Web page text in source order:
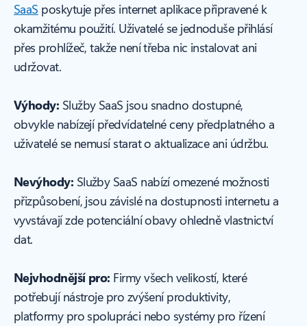
SaaS poskytuje přes internet aplikace připravené k
okamžitému použití. Uživatelé se jednoduše přihlásí
přes prohlížeč, takže není třeba nic instalovat ani
udržovat.
Výhody: Služby SaaS jsou snadno dostupné,
obvykle nabízejí předvídatelné ceny předplatného a
uživatelé se nemusí starat o aktualizace ani údržbu.
Nevýhody: Služby SaaS nabízí omezené možnosti
přizpůsobení, jsou závislé na dostupnosti internetu a
vyvstávají zde potenciální obavy ohledně vlastnictví
dat.
Nejvhodnější pro: Firmy všech velikostí, které
potřebují nástroje pro zvýšení produktivity,
platformy pro spolupráci nebo systémy pro řízení